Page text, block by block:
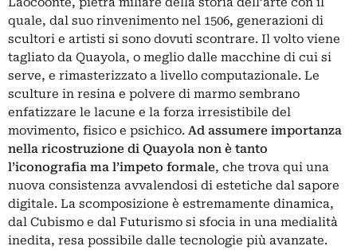
quale, dal suo rinvenimento nel 1506, generazioni di
scultori e artisti si sono dovuti scontrare. Il volto viene
tagliato da Quayola, o meglio dalle macchine di cui si
serve, e rimasterizzato a livello computazionale. Le
sculture in resina e polvere di marmo sembrano
enfatizzare le lacune e la forza irresistibile del
movimento, fisico e psichico. Ad assumere importanza
nella ricostruzione di Quayola non è tanto
l’iconografia ma l’impeto formale, che trova qui una
nuova consistenza avvalendosi di estetiche dal sapore
digitale. La scomposizione è estremamente dinamica,
dal Cubismo e dal Futurismo si sfocia in una medialità
inedita, resa possibile dalle tecnologie più avanzate.